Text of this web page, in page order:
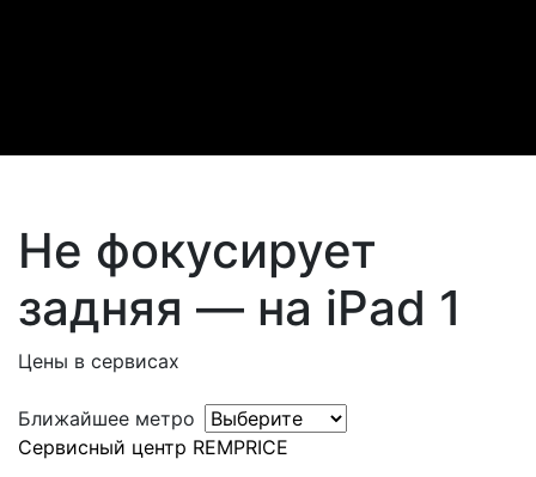
Не фокусирует
задняя — на iPad 1
Цены в сервисах
Ближайшее метро
Сервисный центр REMPRICE